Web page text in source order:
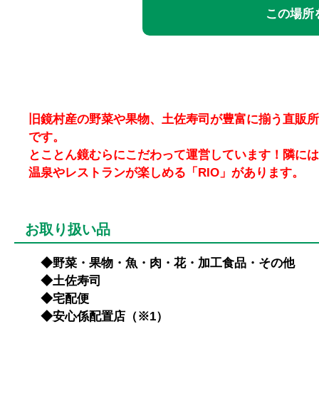
この場所
旧鏡村産の野菜や果物、土佐寿司が豊富に揃う直販所
です。
とことん鏡むらにこだわって運営しています！隣には
温泉やレストランが楽しめる「RIO」があります。
お取り扱い品
◆野菜・果物・魚・肉・花・加工食品・その他
◆土佐寿司
◆宅配便
◆安心係配置店（※1）